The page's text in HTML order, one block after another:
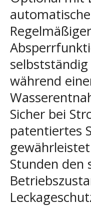
während
Sicher bei
patentiertes
Stunden den